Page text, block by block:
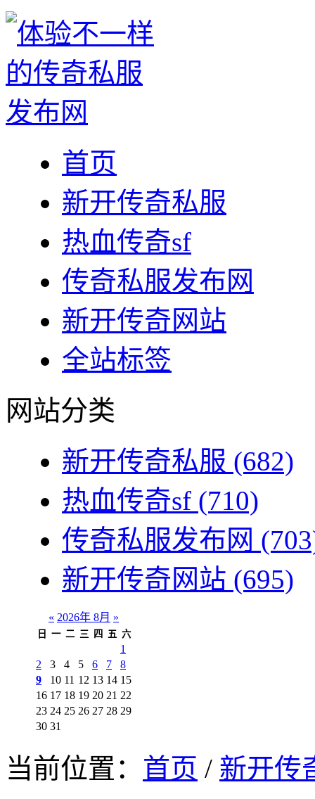
首页
新开传奇私服
热血传奇sf
传奇私服发布网
新开传奇网站
全站标签
网站分类
新开传奇私服 (682)
热血传奇sf (710)
传奇私服发布网
新开传奇网站 (695)
« 2026年 8月 »
日 一 二 三 四 五 六
1
2
3 4 5 6 7
8
9
10 11 12 13 14 15
16 17 18 19 20 21 22
23 24 25 26 27 28 29
30 31
当前位置： 首页 / 新开传